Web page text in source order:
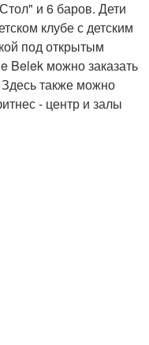
и 6 баров. Дети
клубе с детским
под открытым
Belek можно заказать
также можно
- центр и залы